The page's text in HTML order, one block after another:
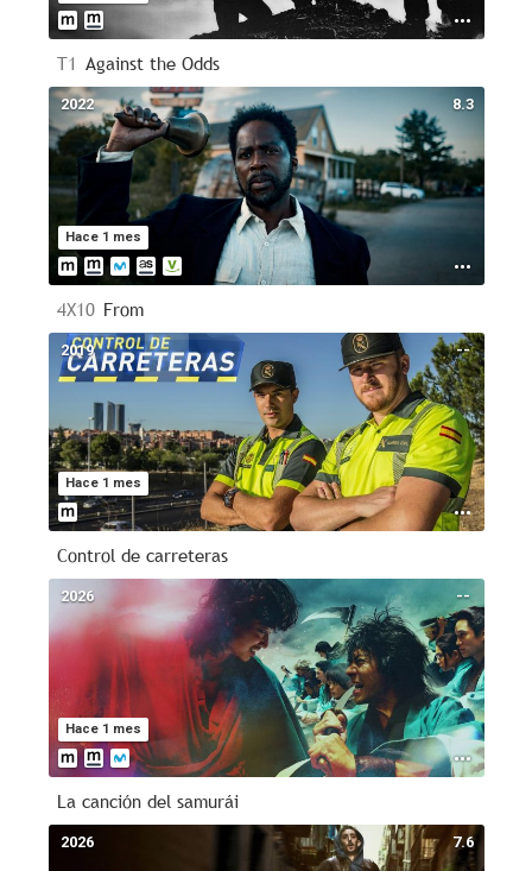
T1 Against the Odds
8.3
Hace 1 mes
2022
4X10 From
--
Hace 1 mes
2019
Control de carreteras
--
Hace 1 mes
2026
La canción del samurái
7.6
2026